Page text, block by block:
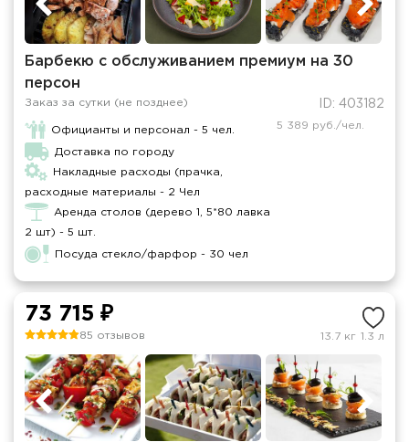
Барбекю с обслуживанием премиум на 30
персон
Заказ за сутки (не позднее) ID: 403182
Официанты и персонал - 5 чел.
Доставка по городу
Накладные расходы (прачка,
расходные материалы - 2 Чел
Аренда столов (дерево 1, 5*80 лавка
2 шт) - 5 шт.
Посуда стекло/фарфор - 30 чел
5 389 руб./чел.
73 715 ₽
85 отзывов 13.7 кг 1.3 л